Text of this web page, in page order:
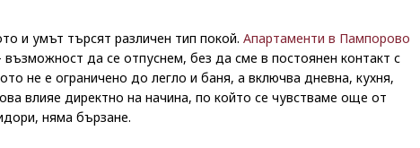
и умът търсят различен тип покой. Апартаменти в Пампорово
да се отпуснем, без да сме в постоянен контакт с
не е ограничено до легло и баня, а включва дневна, кухня,
влияе директно на начина, по който се чувстваме още от
няма бързане.